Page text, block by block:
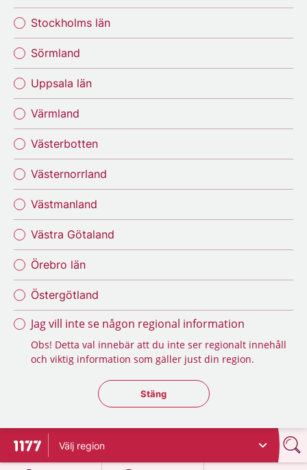
Stockholms län
Sörmland
Uppsala län
Värmland
Västerbotten
Västernorrland
Västmanland
Västra Götaland
Örebro län
Östergötland
Jag vill inte se någon regional information
Obs! Detta val innebär att du inte ser regionalt innehåll
och viktig information som gäller just din region.
Stäng regionsväljaren
Stäng
Till startsidan för 1177
Välj region
på 1177.se
på 1177.se